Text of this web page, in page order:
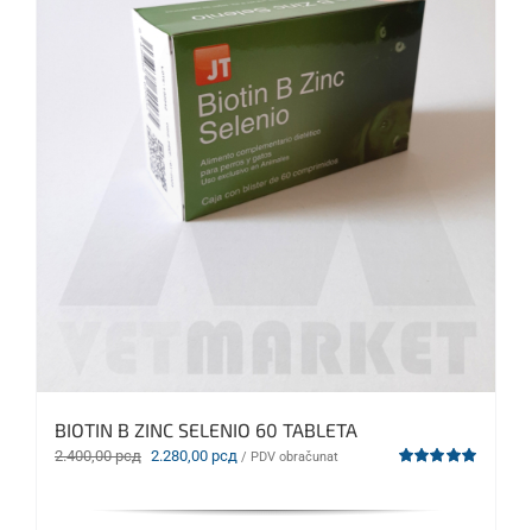
BIOTIN B ZINC SELENIO 60 TABLETA
2.400,00рсд Originalna
2.280,00 рсд Trenutna
/ PDV obračunat